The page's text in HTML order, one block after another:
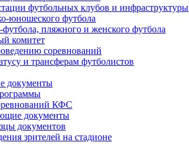
футбольных клубов и инфраструктуры
юношеского футбола
пляжного и женского футбола
комитет
соревнований
и трансферам футболистов
документы
КФС
документы
документов
зрителей на стадионе